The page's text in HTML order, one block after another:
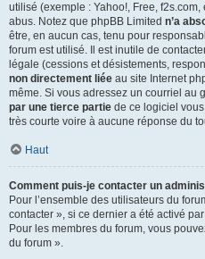
utilisé (exemple : Yahoo!, Free,
abus. Notez que phpBB Limited n’a
être, en aucun cas, tenu pour
forum est utilisé. Il est inutile de
légale (cessions et désistements,
non directement liée au site Internet
même. Si vous adressez un courriel au
par une tierce partie de ce logiciel
très courte voire à aucune réponse du
Haut
Comment puis-je contacter un
Pour l’ensemble des utilisateurs du
contacter », si ce dernier a été activé
Pour les membres du forum, vous
du forum ».